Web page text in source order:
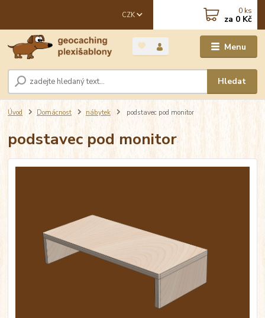
Menu
CZK
Hledat
0 ks
za 0 Kč
Úvod Domácnost nábytek podstavec pod monitor
podstavec pod monitor